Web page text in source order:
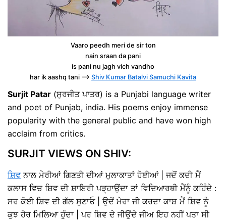
Vaaro peedh meri de sir ton
nain sraan da pani
is pani nu jagh vich vandho
har ik aashq tani —> Shiv Kumar Batalvi Samuchi Kavita
Surjit Patar (ਸੁਰਜੀਤ ਪਾਤਰ) is a Punjabi language writer
and poet of Punjab, india. His poems enjoy immense
popularity with the general public and have won high
acclaim from critics.
SURJIT VIEWS ON SHIV:
ਸ਼ਿਵਨਾਲ ਮੇਰੀਆਂ ਗਿਣਤੀ ਦੀਆਂ ਮੁਲਾਕਾਤਾਂ ਹੋਈਆਂ | ਜਦੋਂ ਕਦੀ ਮੈਂ
ਕਲਾਸ ਵਿਚ ਸ਼ਿਵ ਦੀ ਸ਼ਾਇਰੀ ਪੜ੍ਹਾਉਂਦਾ ਤਾਂ ਵਿਦਿਆਰਥੀ ਮੈਂਨੂੰ ਕਹਿੰਦੇ :
ਸਰ ਕੋਈ ਸ਼ਿਵ ਦੀ ਗੱਲ ਸੁਣਾਓ | ਉਦੋਂ ਮੇਰਾ ਜੀ ਕਰਦਾ ਕਾਸ਼ ਮੈਂ ਸ਼ਿਵ ਨੂੰ
ਕੁਝ ਹੋਰ ਮਿਲਿਆ ਹੁੰਦਾ | ਪਰ ਸ਼ਿਵ ਦੇ ਜੀਉਂਦੇ ਜੀਅ ਇਹ ਨਹੀਂ ਪਤਾ ਸੀ